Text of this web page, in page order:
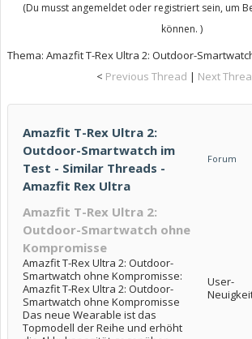
(Du musst angemeldet oder registriert sein, um
können. )
Thema: Amazfit T-Rex Ultra 2: Outdoor-
< Previous Thread | Next
Amazfit T-Rex Ultra 2:
Outdoor-Smartwatch im
Test - Similar Threads -
Amazfit Rex Ultra
Forum
Amazfit T-Rex Ultra 2:
Outdoor-Smartwatch ohne
Kompromisse
Amazfit T-Rex Ultra 2: Outdoor-
Smartwatch ohne Kompromisse:
Amazfit T-Rex Ultra 2: Outdoor-
Smartwatch ohne Kompromisse
Das neue Wearable ist das
Topmodell der Reihe und erhöht
User-